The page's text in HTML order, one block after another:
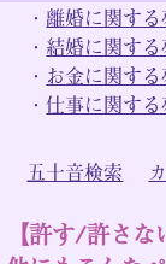
・ 離婚に関す
・ 結婚に関す
・ お金に関す
・仕事に関す
五十音検索
【許す/許さ